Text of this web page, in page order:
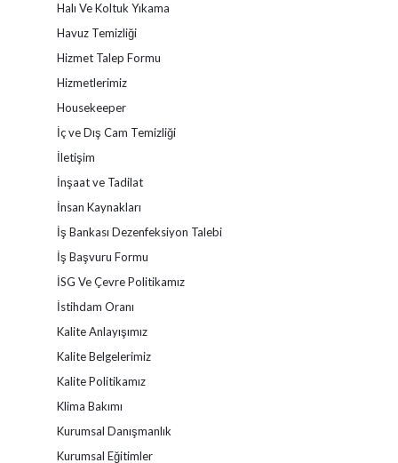
Halı Ve Koltuk Yıkama
Havuz Temizliği
Hizmet Talep Formu
Hizmetlerimiz
Housekeeper
İç ve Dış Cam Temizliği
İletişim
İnşaat ve Tadilat
İnsan Kaynakları
İş Bankası Dezenfeksiyon Talebi
İş Başvuru Formu
İSG Ve Çevre Politikamız
İstihdam Oranı
Kalite Anlayışımız
Kalite Belgelerimiz
Kalite Politikamız
Klima Bakımı
Kurumsal Danışmanlık
Kurumsal Eğitimler